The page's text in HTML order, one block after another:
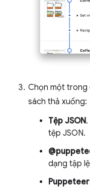
Chọn một trong
sách thả xuống:
Tệp JSON
tệp JSON.
dạng tập
Puppeteer